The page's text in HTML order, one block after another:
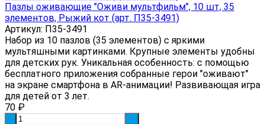
Пазлы оживающие "Оживи мультфильм", 10 шт, 35
элементов, Рыжий кот (арт. П35-3491)
Артикул: П35-3491
Набор из 10 пазлов (35 элементов) с яркими
мультяшными картинками. Крупные элементы удобны
для детских рук. Уникальная особенность: с помощью
бесплатного приложения собранные герои "оживают"
на экране смартфона в AR-анимации! Развивающая игра
для детей от 3 лет.
70 ₽